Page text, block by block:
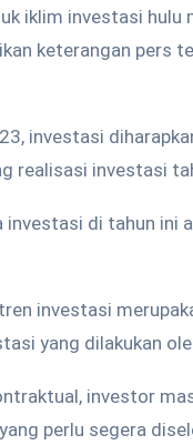
iklim investasi hulu
keterangan pers
investasi
realisasi investasi
investasi di tahun
investasi
yang dilakukan
investor
perlu segera